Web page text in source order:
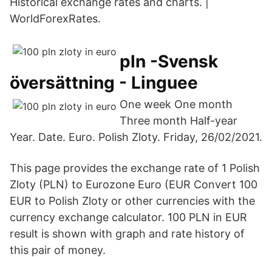
WorldForexRates.
pln -Svensk
översättning - Linguee
One week One month
Three month Half-year
Year. Date. Euro. Polish Zloty. Friday, 26/02/2021.
This page provides the exchange rate of 1 Polish
Zloty (PLN) to Eurozone Euro (EUR Convert 100
EUR to Polish Zloty or other currencies with the
currency exchange calculator. 100 PLN in EUR
result is shown with graph and rate history of
this pair of money.